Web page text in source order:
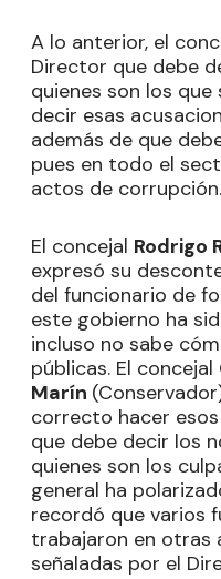
A lo anterior, el
Director que debe
quienes son los
decir esas
además de que
pues en todo el
actos de corrupción.
El concejal Rodrigo
expresó su
del funcionario de
este gobierno ha
incluso no sabe
públicas. El concejal
Marín
correcto hacer
que debe decir los
quienes son los
general ha
recordó que varios
trabajaron en otras
señaladas por el